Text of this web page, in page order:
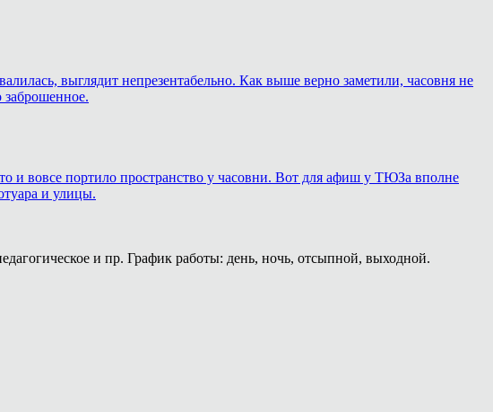
выглядит непрезентабельно. Как выше верно заметили, часовня не
заброшенное.
и вовсе портило пространство у часовни. Вот для афиш у ТЮЗа вполне
и улицы.
и пр. График работы: день, ночь, отсыпной, выходной.